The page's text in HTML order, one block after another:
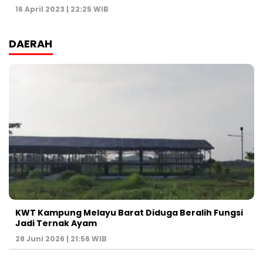
16 April 2023 | 22:25 WIB
DAERAH
KWT Kampung Melayu Barat Diduga Beralih Fungsi
Jadi Ternak Ayam
28 Juni 2026 | 21:56 WIB